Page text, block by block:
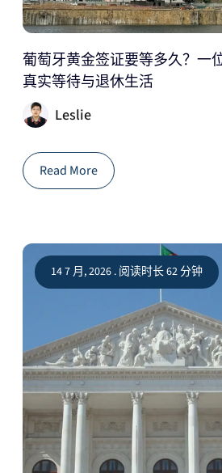
葡萄牙黄金签证要等多久？一
真实等待与退休生活
Leslie
Read More
14 7 月, 2026 . 阅读时长 62 分钟